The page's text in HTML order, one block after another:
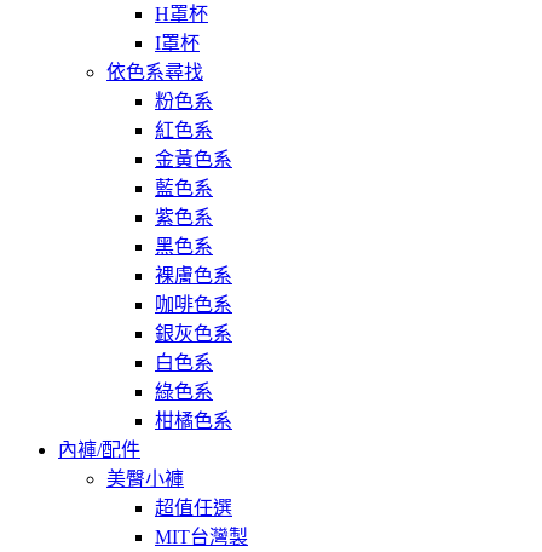
H罩杯
I罩杯
依色系尋找
粉色系
紅色系
金黃色系
藍色系
紫色系
黑色系
裸膚色系
咖啡色系
銀灰色系
白色系
綠色系
柑橘色系
內褲/配件
美臀小褲
超值任選
MIT台灣製